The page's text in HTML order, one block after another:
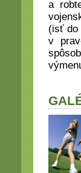
a
(isť do
v